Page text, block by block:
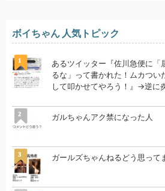
ボイちゃん 人気トピック
1
あるツイッター『佐川急便に「
るな」って書かれた！ムカつ
して叩かせてやろう！』→逆に
2 ガルちゃんアク禁になった人
3 ガールズちゃんねるどう思って